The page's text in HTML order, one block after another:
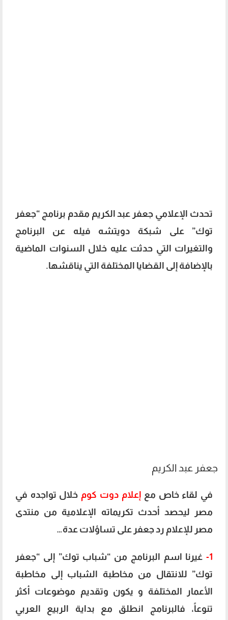
تحدث الإعلامي جعفر عبد الكريم مقدم برنامج “جعفر
توك” على شبكة دويتشه فيله عن البرنامج
والتغيرات التي حدثت عليه خلال السنوات الماضية
بالإضافة إلى القضايا المختلفة التي يناقشها.
جعفر عبد الكريم
في لقاء خاص مع إعلام دوت كوم خلال تواجده في
مصر ليحصد أحدث تكريماته الإعلامية من منتدى
مصر للإعلام رد جعفر على تساؤلات عدة…
1-
غيرنا اسم البرنامج من “شباب توك” إلى “جعفر
توك” للانتقال من مخاطبة الشباب إلى مخاطبة
الأعمار المختلفة و يكون وتقديم موضوعات أكثر
تنوعاً، فالبرنامج انطلق مع بداية الربيع العربي